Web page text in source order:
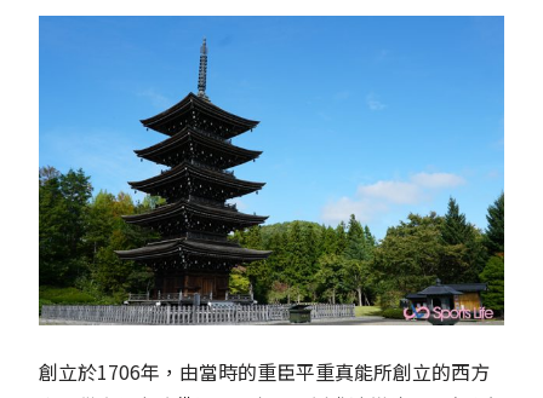
創立於1706年，由當時的重臣平重真能所創立的西方